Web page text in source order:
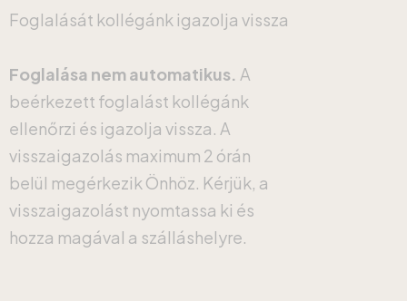
Foglalását kollégánk igazolja vissza
Foglalása nem automatikus. A
beérkezett foglalást kollégánk
ellenőrzi és igazolja vissza. A
visszaigazolás maximum 2 órán
belül megérkezik Önhöz. Kérjük, a
visszaigazolást nyomtassa ki és
hozza magával a szálláshelyre.